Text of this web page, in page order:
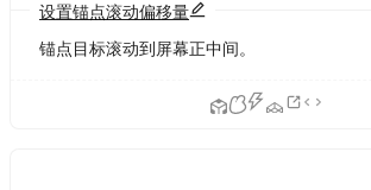
设置锚点滚动偏移量
锚点目标滚动到屏幕正中间。